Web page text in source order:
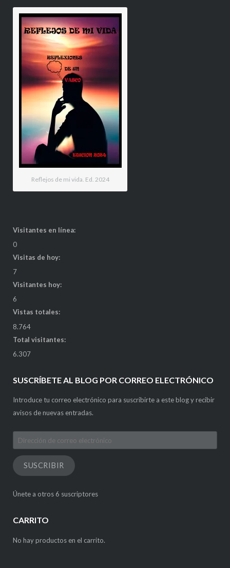
Reflejos de mi vida. Ed. 2024
Visitantes en línea:
0
Visitas de hoy:
7
Visitantes hoy:
6
Vistas totales:
8.764
Total visitantes:
6.307
SUSCRÍBETE AL BLOG POR CORREO ELECTRÓNICO
Introduce tu correo electrónico para suscribirte a este blog y recibir
avisos de nuevas entradas.
Dirección
de
correo
electrónico
SUSCRIBIR
Únete a otros 6 suscriptores
CARRITO
No hay productos en el carrito.